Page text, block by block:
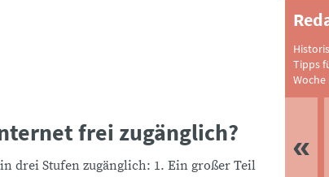
frei zugänglich?
drei Stufen zugänglich: 1. Ein großer Teil
Tipps
Woche